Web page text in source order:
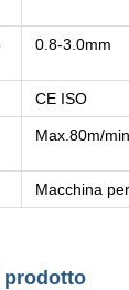
0.8-3.0mm
CE ISO
Max.80m/min
Macchina
prodotto